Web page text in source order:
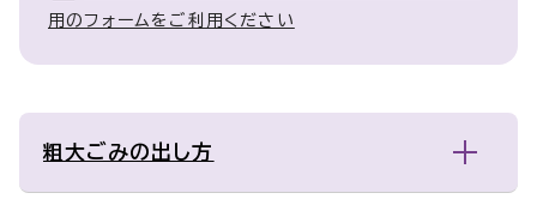
用のフォームをご利用ください
粗大ごみの出し方